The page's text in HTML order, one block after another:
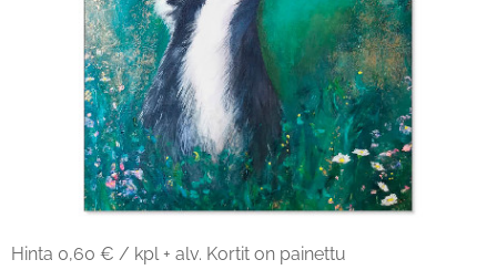
Hinta 0,60 € / kpl + alv. Kortit on painettu